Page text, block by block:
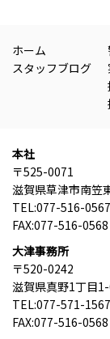
ホーム
スタッフブログ
本社
〒525-0071
滋賀県草津市南笠
TEL:077-516-0567
FAX:077-516-0568
大津事務所
〒520-0242
滋賀県真野1丁目
TEL:077-571-1567
FAX:077-516-0568